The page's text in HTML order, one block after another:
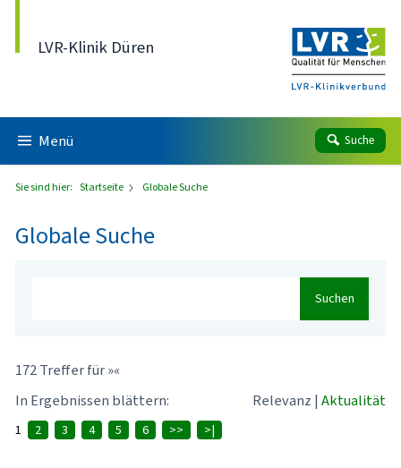
LVR-Klinik Düren
Menü Suche
Sie sind hier: Startseite Globale Suche
Globale Suche
Suchen
172 Treffer für »«
In Ergebnissen blättern:
Relevanz | Aktualität
1 2 3 4 5 6 >> >|